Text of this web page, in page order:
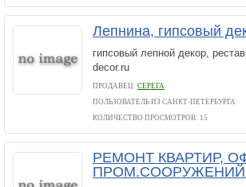
Лепнина, гипсовый
гипсовый лепной декор,
decor.ru
ПРОДАВЕЦ: СЕРЕГА
ПОЛЬЗОВАТЕЛЬ ИЗ САНКТ-ПЕТЕРБУРГА
КОЛИЧЕСТВО ПРОСМОТРОВ: 15
РЕМОНТ КВАРТИР,